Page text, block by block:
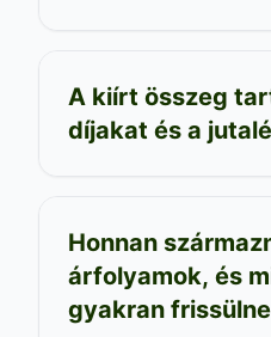
A kiírt összeg
díjakat és a
Honnan
árfolyamok, és
gyakran